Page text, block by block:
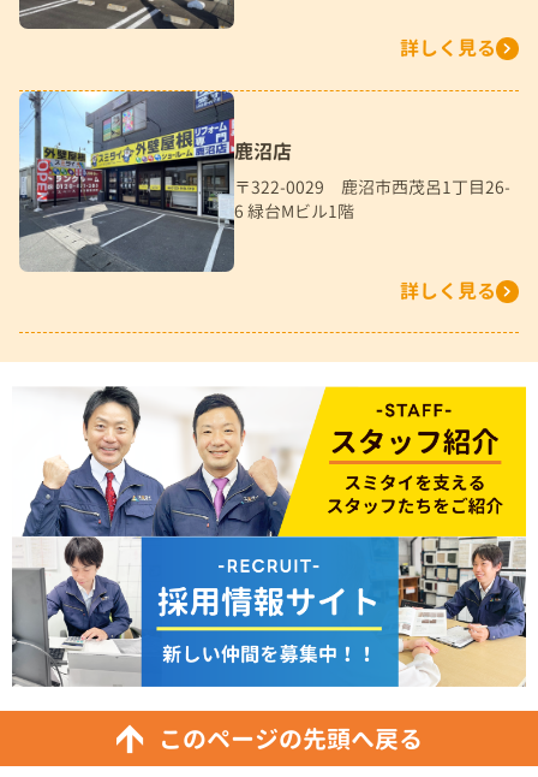
詳しく見る
鹿沼店
〒322-0029 鹿沼市西茂呂1丁目26-
6 緑台Mビル1階
詳しく見る
このページの先頭へ戻る